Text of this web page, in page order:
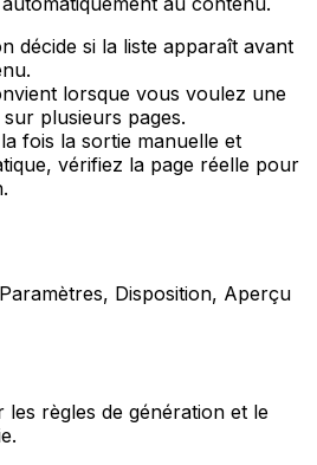
décide si la liste apparaît avant
lorsque vous voulez une
plusieurs pages.
fois la sortie manuelle et
vérifiez la page réelle pour
Paramètres, Disposition, Aperçu
règles de génération et le